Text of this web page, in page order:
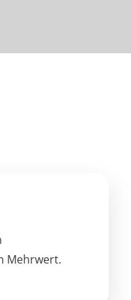
Mehrwert.